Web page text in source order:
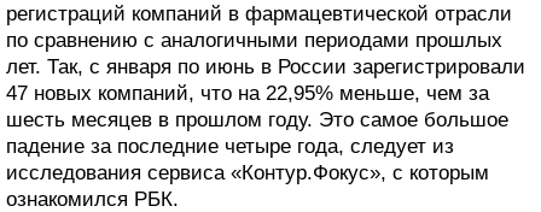
регистраций компаний в фармацевтической отрасли
по сравнению с аналогичными периодами прошлых
лет. Так, с января по июнь в России зарегистрировали
47 новых компаний, что на 22,95% меньше, чем за
шесть месяцев в прошлом году. Это самое большое
падение за последние четыре года, следует из
исследования сервиса «Контур.Фокус», с которым
ознакомился РБК.